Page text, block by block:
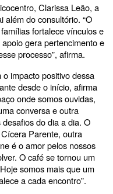
Clarissa Leão, a
além do consultório. “O
fortalece vínculos e
gera pertencimento e
processo”, afirma.
impacto positivo dessa
desde o início, afirma
onde somos ouvidas,
conversa e outra
do dia a dia. O
Parente, outra
é o amor pelos nossos
O café se tornou um
somos mais que um
a cada encontro”.